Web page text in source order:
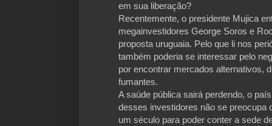
em sua liberação?
Recentemente, o presidente Mujica
megainvestidores George Soros e
proposta uruguaia. Pelo que li nos
também poderia se interessar pelo
por encontrar mercados alternativos,
fumantes.
A saúde pública sairá perdendo, o
desses investidores não se
um século para poder conter a sede